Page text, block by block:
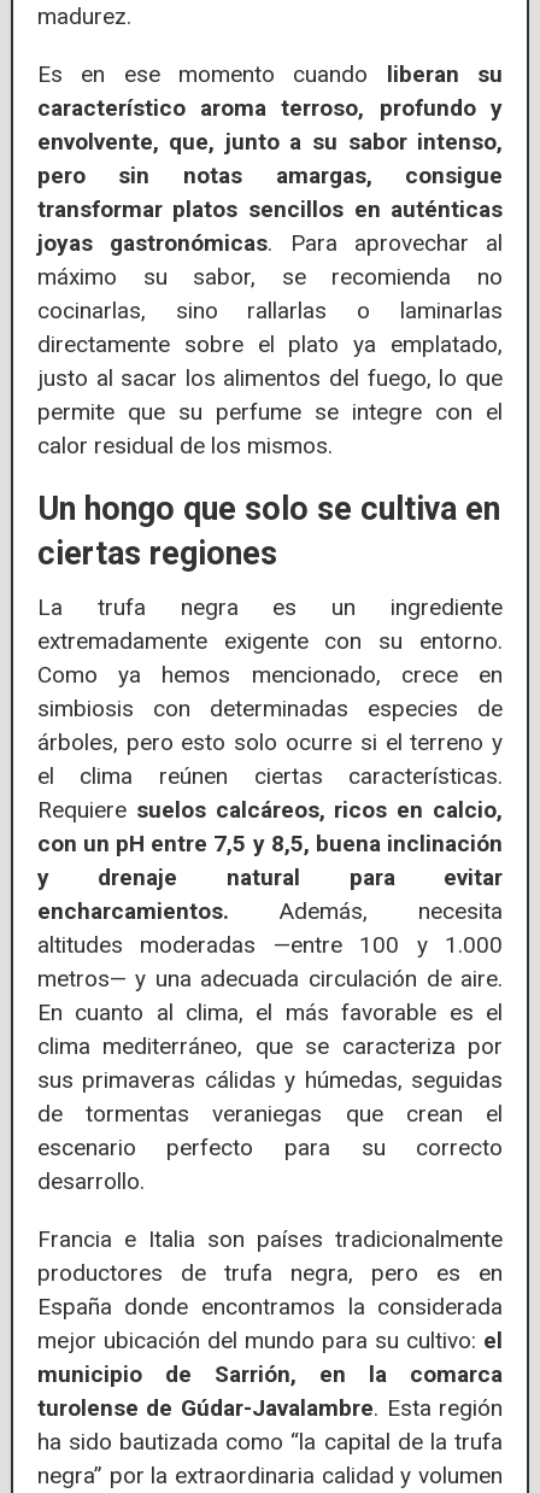
madurez.
Es en ese momento cuando liberan su
característico aroma terroso, profundo y
envolvente, que, junto a su sabor intenso,
pero sin notas amargas, consigue
transformar platos sencillos en auténticas
joyas gastronómicas. Para aprovechar al
máximo su sabor, se recomienda no
cocinarlas, sino rallarlas o laminarlas
directamente sobre el plato ya emplatado,
justo al sacar los alimentos del fuego, lo que
permite que su perfume se integre con el
calor residual de los mismos.
Un hongo que solo se cultiva en
ciertas regiones
La trufa negra es un ingrediente
extremadamente exigente con su entorno.
Como ya hemos mencionado, crece en
simbiosis con determinadas especies de
árboles, pero esto solo ocurre si el terreno y
el clima reúnen ciertas características.
Requiere suelos calcáreos, ricos en calcio,
con un pH entre 7,5 y 8,5, buena inclinación
y drenaje natural para evitar
encharcamientos. Además, necesita
altitudes moderadas —entre 100 y 1.000
metros— y una adecuada circulación de aire.
En cuanto al clima, el más favorable es el
clima mediterráneo, que se caracteriza por
sus primaveras cálidas y húmedas, seguidas
de tormentas veraniegas que crean el
escenario perfecto para su correcto
desarrollo.
Francia e Italia son países tradicionalmente
productores de trufa negra, pero es en
España donde encontramos la considerada
mejor ubicación del mundo para su cultivo: el
municipio de Sarrión, en la comarca
turolense de Gúdar-Javalambre. Esta región
ha sido bautizada como “la capital de la trufa
negra” por la extraordinaria calidad y volumen